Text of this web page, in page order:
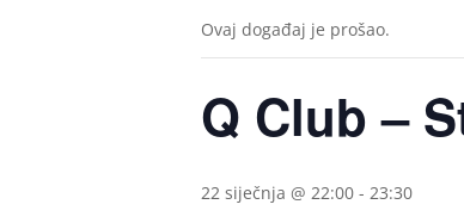
Ovaj događaj je prošao.
Q Club –
22 siječnja @ 22:00 - 23:30